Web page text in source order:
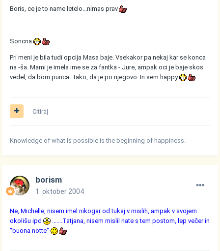
Boris, ce je to name letelo...nimas prav
Soncna
Pri meni je bila tudi opcija Masa baje. Vsekakor pa nekaj kar se konca
na -ša. Mami je imela ime se za fantka - Jure, ampak oci je baje skos
vedel, da bom punca...tako, da je po njegovo. In sem happy
Citiraj
Knowledge of what is possible is the beginning of happiness.
borism
1. oktober 2004
Ne, Michelle, nisem imel nikogar od tukaj v mislih, ampak v svojem
okolišu ipd
.......Tatjana, nisem mislil nate s tem postom, lep večer in
"buona notte"